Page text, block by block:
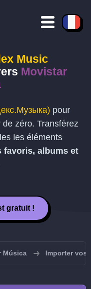
Music
Movistar
pour
zéro. Transférez
les éléments
favoris, albums et
gratuit !
Música Importer vos